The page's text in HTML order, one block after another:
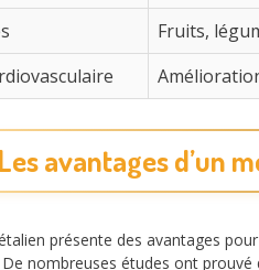
Fruits,
Les avantages d’un
présente des avantages
nombreuses études ont